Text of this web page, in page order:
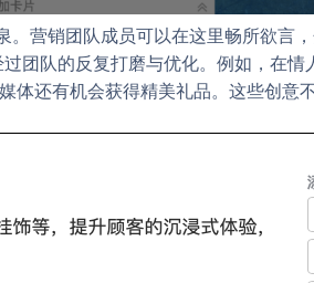
。营销团队成员可以在这里畅所欲言
团队的反复打磨与优化。例如，在情
体还有机会获得精美礼品。这些创意